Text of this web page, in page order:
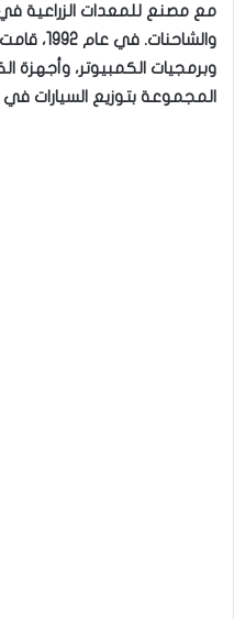
مع مصنع للمعدات الزراعية في
وبرمجيات الكمبيوتر، وأجهزة
المجموعة بتوزيع السيارات